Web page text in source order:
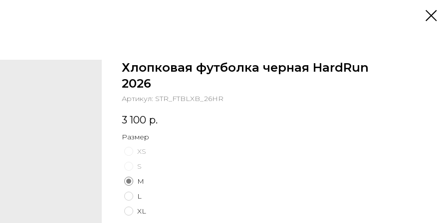
Хлопковая футболка черная HardRun
2026
Артикул: STR_FTBLXB_26HR
3 100 р.
Размер
XS
S
M
L
XL